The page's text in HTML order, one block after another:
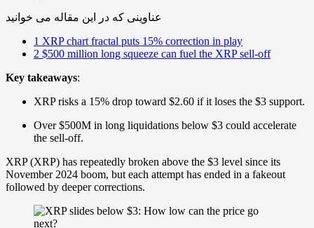
عناوینی که در این مقاله می خوانید
1 XRP chart fractal puts 15% correction in play
2 $500 million long squeeze can fuel the XRP sell-off
Key takeaways:
XRP risks a 15% drop toward $2.60 if it loses the $3 support.
Over $500M in long liquidations below $3 could accelerate
the sell-off.
XRP (XRP) has repeatedly broken above the $3 level since its
November 2024 boom, but each attempt has ended in a fakeout
followed by deeper corrections.